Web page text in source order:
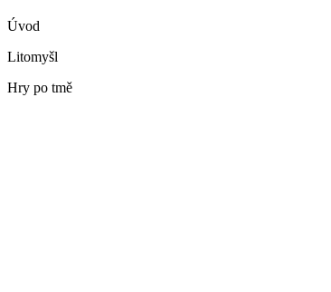
Úvod
Litomyšl
Hry po tmě